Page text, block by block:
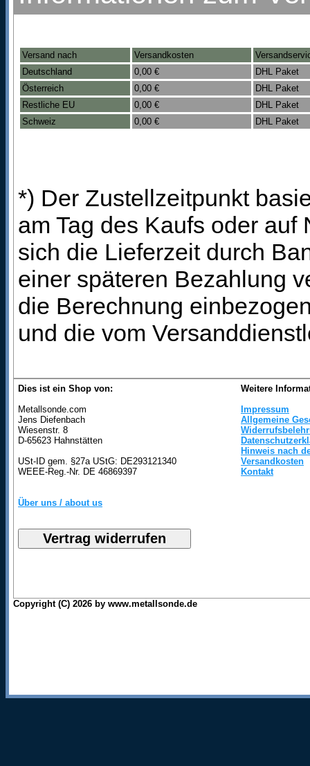
Versand nach Versandkosten
Deutschland
0,00 €
DHL Paket
Österreich
0,00 €
DHL Paket
Restliche EU
0,00 €
DHL Paket
Schweiz
0,00 € DHL Paket
*) Der Zustellzeitpunkt
am Tag des Kaufs oder
sich die Lieferzeit durch
einer späteren Bezahlung
die Berechnung
und die vom
Dies ist ein Shop von:
Metallsonde.com
Jens Diefenbach
Wiesenstr. 8
D-65623 Hahnstätten
USt-ID gem. §27a UStG: DE293121340
WEEE-Reg.-Nr. DE 46869397
Über uns / about us
Weitere
Impressum
Allgemeine
Hinweis nach
Versandkosten
Kontakt
Copyright (C) 2026 by www.metallsonde.de